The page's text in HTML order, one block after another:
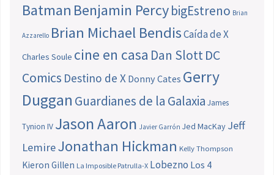
Batman Benjamin PercybigEstreno Brian
Azzarello Brian Michael BendisCaída de X
Charles Soule cine en casa Dan SlottDC
Comics Destino de X Donny Cates Gerry
Duggan Guardianes de la Galaxia James
Tynion IV Jason Aaron Javier Garrón Jed MacKay Jeff
LemireJonathan Hickman Kelly Thompson
Kieron Gillen La Imposible Patrulla-X Lobezno Los 4